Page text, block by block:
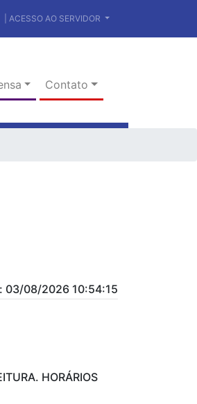
| ACESSO AO SERVIDOR
Contato
03/08/2026 10:54:15
HORÁRIOS